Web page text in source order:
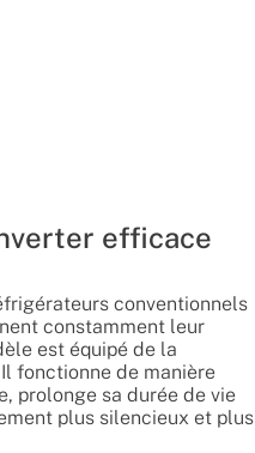
efficace
conventionnels
constamment leur
est équipé de la
fonctionne de manière
prolonge sa durée de vie
plus silencieux et plus